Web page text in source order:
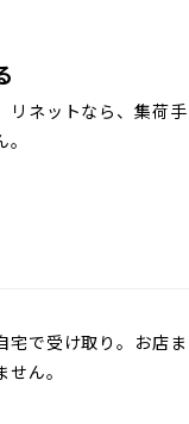
リネットなら、集荷手
宅で受け取り。お店ま
ん。